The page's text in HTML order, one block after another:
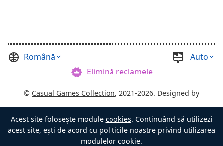
Română
Auto
Elimină reclamele
© Casual Games Collection, 2021-2026. Designed by
FINAL LEVEL.
Termeni
Confidențialitate Stăpânul Cufărului
Acest site folosește module cookies. Continuând să utilizezi
acest site, ești de acord cu politicile noastre privind utilizarea
modulelor cookie.